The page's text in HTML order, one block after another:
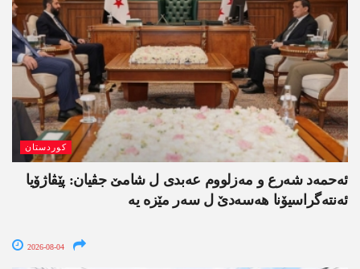
کوردستان
ئەحمەد شەرع و مەزلووم عەبدی ل شامێ جڤیان: پێڤاژۆیا
ئەنتەگراسیۆنا ھەسەدێ ل سەر مێزە یە
2026-08-04